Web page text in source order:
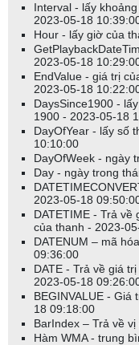
Interval - lấy
2023-05-18
Hour - lấy giờ của
2023-05-18
EndValue - giá trị
2023-05-18
DaysSince1900 -
1900 - 2023-05-18
DayOfYear - lấy số
10:10:00
DayOfWeek - ngày
Day - ngày trong
2023-05-18
DATETIME - Trả
của thanh - 2023-
DATENUM – mã
09:36:00
DATE - Trả về giá
2023-05-18
BEGINVALUE -
18 09:18:00
BarIndex – Trả về
Hàm WMA - trung